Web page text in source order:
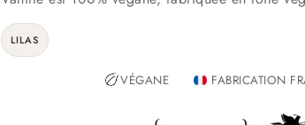
LILAS
VÉGANE FABRICATION